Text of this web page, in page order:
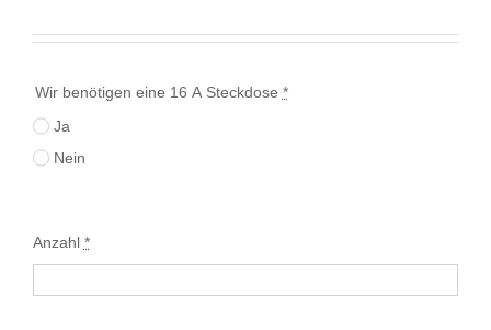
Wir benötigen eine 16 A Steckdose *
Ja
Nein
Anzahl *